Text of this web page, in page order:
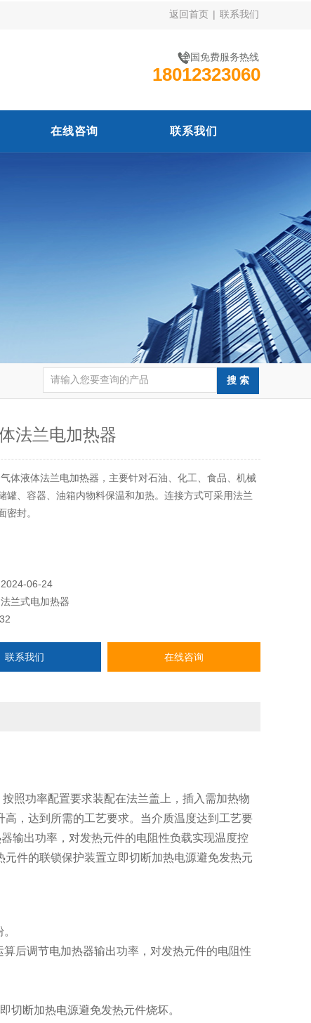
返回首页 | 联系我们
全国免费服务热线
18012323060
在线咨询 联系我们
法兰电加热器
气体液体法兰电加热器，主要针对石油、化工、食品、机械
罐、容器、油箱内物料保温和加热。连接方式可采用法兰
密封。
2024-06-24
法兰式电加热器
联系我们 在线咨询
照功率配置要求装配在法兰盖上，插入需加热物
，达到所需的工艺要求。当介质温度达到工艺要
输出功率，对发热元件的电阻性负载实现温度控
件的联锁保护装置立即切断加热电源避免发热元
后调节电加热器输出功率，对发热元件的电阻性
切断加热电源避免发热元件烧坏。